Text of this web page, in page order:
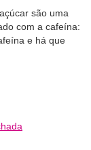
são uma
com a cafeína:
e há que